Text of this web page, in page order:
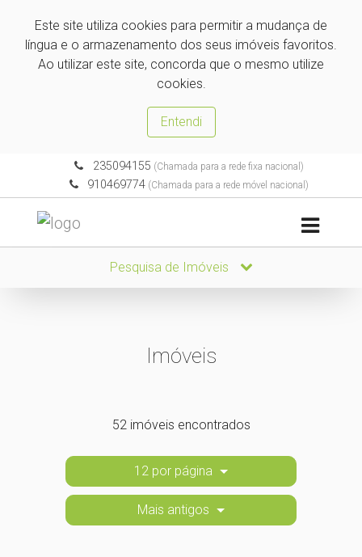
Este site utiliza cookies para permitir a mudança de
língua e o armazenamento dos seus imóveis favoritos.
Ao utilizar este site, concorda que o mesmo utilize
cookies.
Entendi
235094155 (Chamada para a rede fixa nacional)
910469774 (Chamada para a rede móvel nacional)
Pesquisa de Imóveis
Imóveis
52 imóveis encontrados
12 por página
Mais antigos